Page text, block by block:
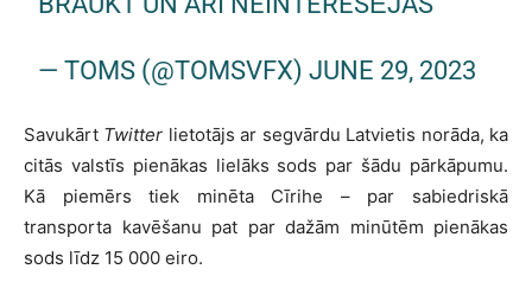
— TOMS (@TOMSVFX)JUNE 29, 2023
Savukārt Twitter lietotājs ar segvārdu Latvietis norāda, ka
citās valstīs pienākas lielāks sods par šādu pārkāpumu.
Kā piemērs tiek minēta Cīrihe – par sabiedriskā
transporta kavēšanu pat par dažām minūtēm pienākas
sods līdz 15 000 eiro.